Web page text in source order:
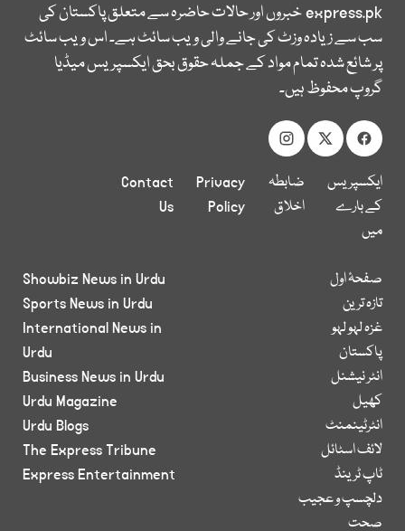
express.pkخبروں اور حالات حاضرہ سے متعلق پاکستان کی
سب سے زیادہ وزٹ کی جانے والی ویب سائٹ ہے۔ اس ویب سائٹ
پر شائع شدہ تمام مواد کے جملہ حقوق بحق ایکسپریس میڈیا
گروپ محفوظ ہیں۔
ایکسپریس
کے بارے
میں
ضابطہ
اخلاق
Privacy
Policy
Contact
Us
صفحۂ اول
تازہ ترین
غزہ لہو لہو
پاکستان
انٹر نیشنل
کھیل
انٹرٹینمنٹ
لائف اسٹائل
ٹاپ ٹرینڈ
دلچسپ و عجیب
صحت
Showbiz News in Urdu
Sports News in Urdu
International News in
Urdu
Business News in Urdu
Urdu Magazine
Urdu Blogs
The Express Tribune
Express Entertainment